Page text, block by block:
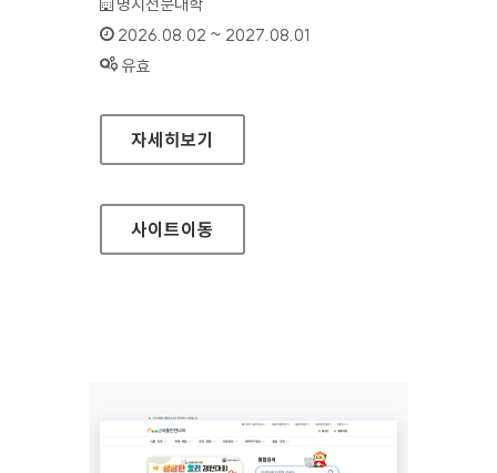
인증기간 :
2026.08.02 ~ 2027.08.01
상태 :
유효
명지전문대학
자세히보기
사이트이동